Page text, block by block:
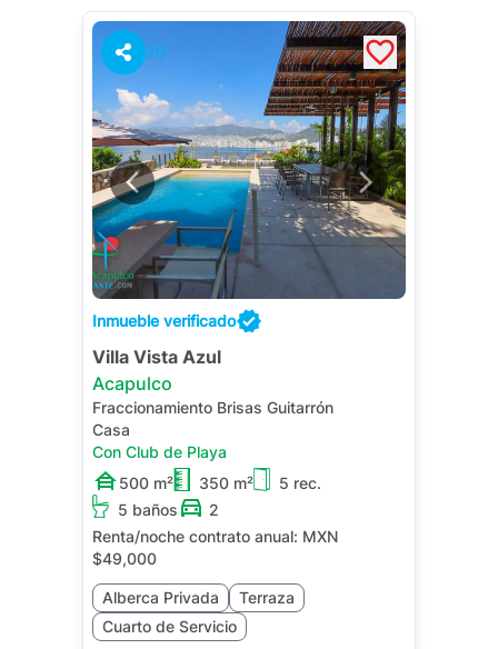
20
Inmueble verificado
Villa Vista Azul
Acapulco
Fraccionamiento Brisas Guitarrón
Casa
Con Club de Playa
500 m²
350 m²
5 rec.
5 baños
2
Renta/noche contrato anual: MXN
$49,000
Alberca Privada
Terraza
Cuarto de Servicio